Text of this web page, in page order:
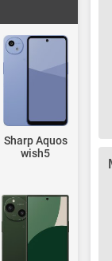
Sharp Aquos
wish5